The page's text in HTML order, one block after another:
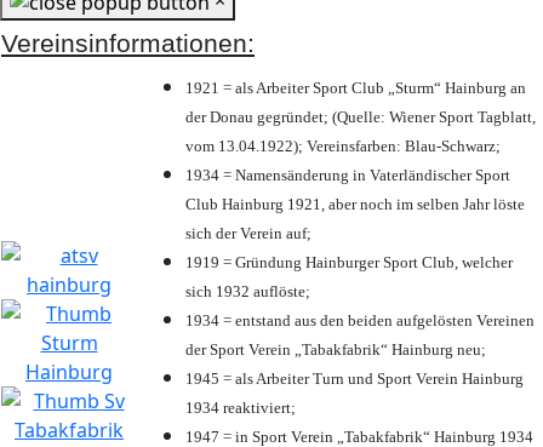
Vereinsinformationen:
1921 = als Arbeiter Sport Club „Sturm“ Hainburg an
der Donau gegründet; (Quelle: Wiener Sport Tagblatt,
vom 13.04.1922); Vereinsfarben: Blau-Schwarz;
1934 = Namensänderung in Vaterländischer Sport
Club Hainburg 1921, aber noch im selben Jahr löste
sich der Verein auf;
1919 = Gründung Hainburger Sport Club, welcher
sich 1932 auflöste;
1934 = entstand aus den beiden aufgelösten Vereinen
der Sport Verein „Tabakfabrik“ Hainburg neu;
1945 = als Arbeiter Turn und Sport Verein Hainburg
1934 reaktiviert;
1947 = in Sport Verein „Tabakfabrik“ Hainburg 1934